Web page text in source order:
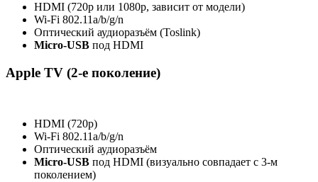
HDMI (720p или 1080p, зависит от модели)
Wi‑Fi 802.11a/b/g/n
Оптический аудиоразъём (Toslink)
Micro‑USB под HDMI
Apple TV (2‑е поколение)
HDMI (720p)
Wi‑Fi 802.11a/b/g/n
Оптический аудиоразъём
Micro‑USB под HDMI (визуально совпадает с 3‑м
поколением)